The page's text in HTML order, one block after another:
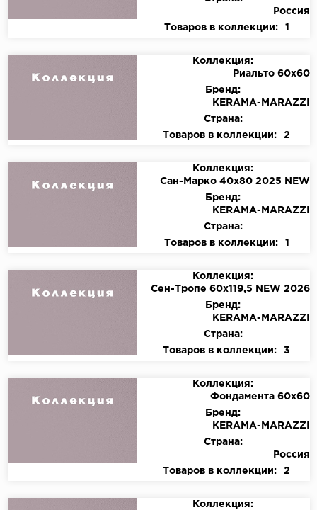
Россия
Товаров в коллекции:
1
Коллекция:
Риальто 60х60
Бренд:
KЕRАМА-МАRАZZI
Страна:
Товаров в коллекции:
2
Коллекция:
Сан-Марко 40х80 2025 NEW
Бренд:
KЕRАМА-МАRАZZI
Страна:
Товаров в коллекции:
1
Коллекция:
Сен-Тропе 60х119,5 NEW 2026
Бренд:
KЕRАМА-МАRАZZI
Страна:
Товаров в коллекции:
3
Коллекция:
Фондамента 60х60
Бренд:
KЕRАМА-МАRАZZI
Страна:
Россия
Товаров в коллекции:
2
Коллекция: